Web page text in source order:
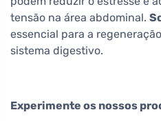
tensão na área abdominal.
essencial para a
sistema digestivo.
Experimente os nossos